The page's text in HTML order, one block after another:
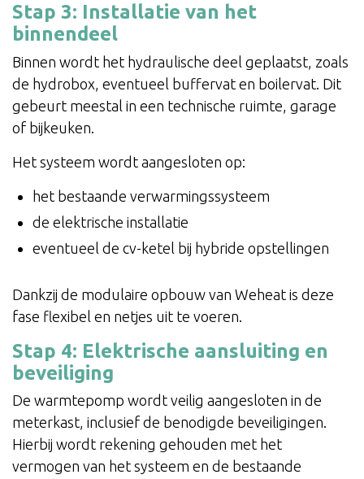
Stap 3: Installatie van het
binnendeel
Binnen wordt het hydraulische deel geplaatst, zoals
de hydrobox, eventueel buffervat en boilervat. Dit
gebeurt meestal in een technische ruimte, garage
of bijkeuken.
Het systeem wordt aangesloten op:
het bestaande verwarmingssysteem
de elektrische installatie
eventueel de cv-ketel bij hybride opstellingen
Dankzij de modulaire opbouw van Weheat is deze
fase flexibel en netjes uit te voeren.
Stap 4: Elektrische aansluiting en
beveiliging
De warmtepomp wordt veilig aangesloten in de
meterkast, inclusief de benodigde beveiligingen.
Hierbij wordt rekening gehouden met het
vermogen van het systeem en de bestaande